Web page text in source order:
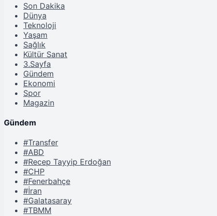
Son Dakika
Dünya
Teknoloji
Yaşam
Sağlık
Kültür Sanat
3.Sayfa
Gündem
Ekonomi
Spor
Magazin
Gündem
#Transfer
#ABD
#Recep Tayyip Erdoğan
#CHP
#Fenerbahçe
#İran
#Galatasaray
#TBMM